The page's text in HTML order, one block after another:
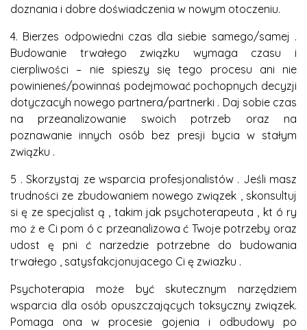
doznania i dobre doświadczenia w nowym otoczeniu.
4. Bierzes odpowiedni czas dla siebie samego/samej .
Budowanie trwałego związku wymaga czasu i
cierpliwości – nie spieszy się tego procesu ani nie
powinieneś/powinnaś podejmować pochopnych decyzji
dotyczacyh nowego partnera/partnerki . Daj sobie czas
na przeanalizowanie swoich potrzeb oraz na
poznawanie innych osób bez presji bycia w stałym
związku .
5 . Skorzystaj ze wsparcia profesjonalistów . Jeśli masz
trudności ze zbudowaniem nowego związek , skonsultuj
si ę ze specjalist ą , takim jak psychoterapeuta , kt ó ry
mo ż e Ci pom ó c przeanalizowa ć Twoje potrzeby oraz
udost ę pni ć narzedzie potrzebne do budowania
trwałego , satysfakcjonujacego Ci ę zwiazku .
Psychoterapia może być skutecznym narzędziem
wsparcia dla osób opuszczających toksyczny związek.
Pomaga ona w procesie gojenia i odbudowy po